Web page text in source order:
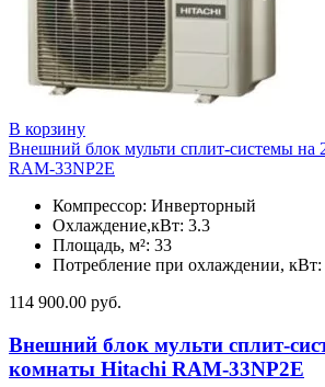
В корзину
Внешний блок мульти сплит-системы на
RAM-33NP2E
Компрессор: Инверторный
Охлаждение,кВт: 3.3
Площадь, м²: 33
Потребление при охлаждении, кВт:
114 900.00 руб.
Внешний блок мульти сплит-
комнаты Hitachi RAM-33NP2E